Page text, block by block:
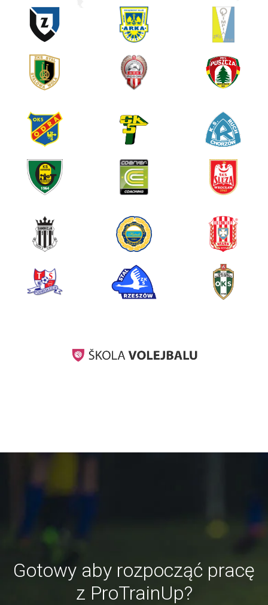
Gotowy aby rozpocząć pracę
z ProTrainUp?